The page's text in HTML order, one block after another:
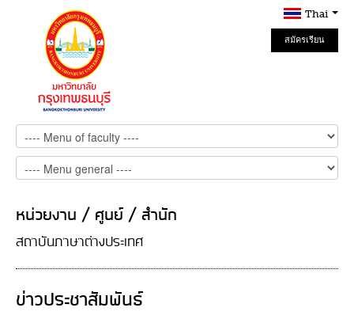
Thai
สมัครเรียน
Online
หน่วยงาน / ศูนย์ / สำนัก
สถาบันภาษาต่างประเทศ
ข่าวประชาสัมพันธ์